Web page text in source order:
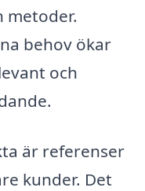
metoder.
behov ökar
och
är referenser
kunder. Det